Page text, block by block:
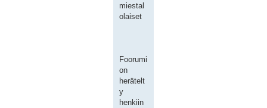
miestal
olaiset
Foorumi
on
herätelt
y
henkiin